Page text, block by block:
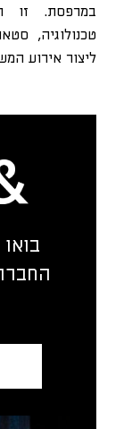
במרפסת. זו
טכנולוגיה,
ליצור אירוע